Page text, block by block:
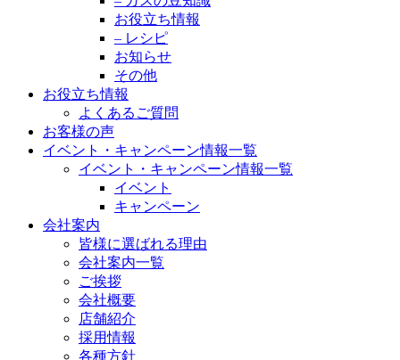
お役立ち情報
– レシピ
お知らせ
その他
お役立ち情報
よくあるご質問
お客様の声
イベント・キャンペーン情報一覧
イベント・キャンペーン情報一覧
イベント
キャンペーン
会社案内
皆様に選ばれる理由
会社案内一覧
ご挨拶
会社概要
店舗紹介
採用情報
各種方針